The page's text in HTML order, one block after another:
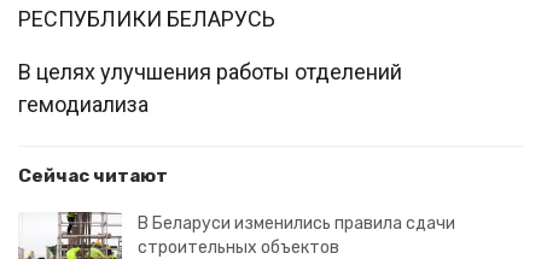
РЕСПУБЛИКИ БЕЛАРУСЬ
В целях улучшения работы отделений
гемодиализа
Сейчас читают
В Беларуси изменились правила сдачи
строительных объектов